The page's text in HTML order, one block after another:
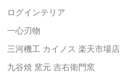
ログインテリア
一心刃物
三河機工 カイノス 楽天市場店
九谷焼 窯元 吉右衛門窯